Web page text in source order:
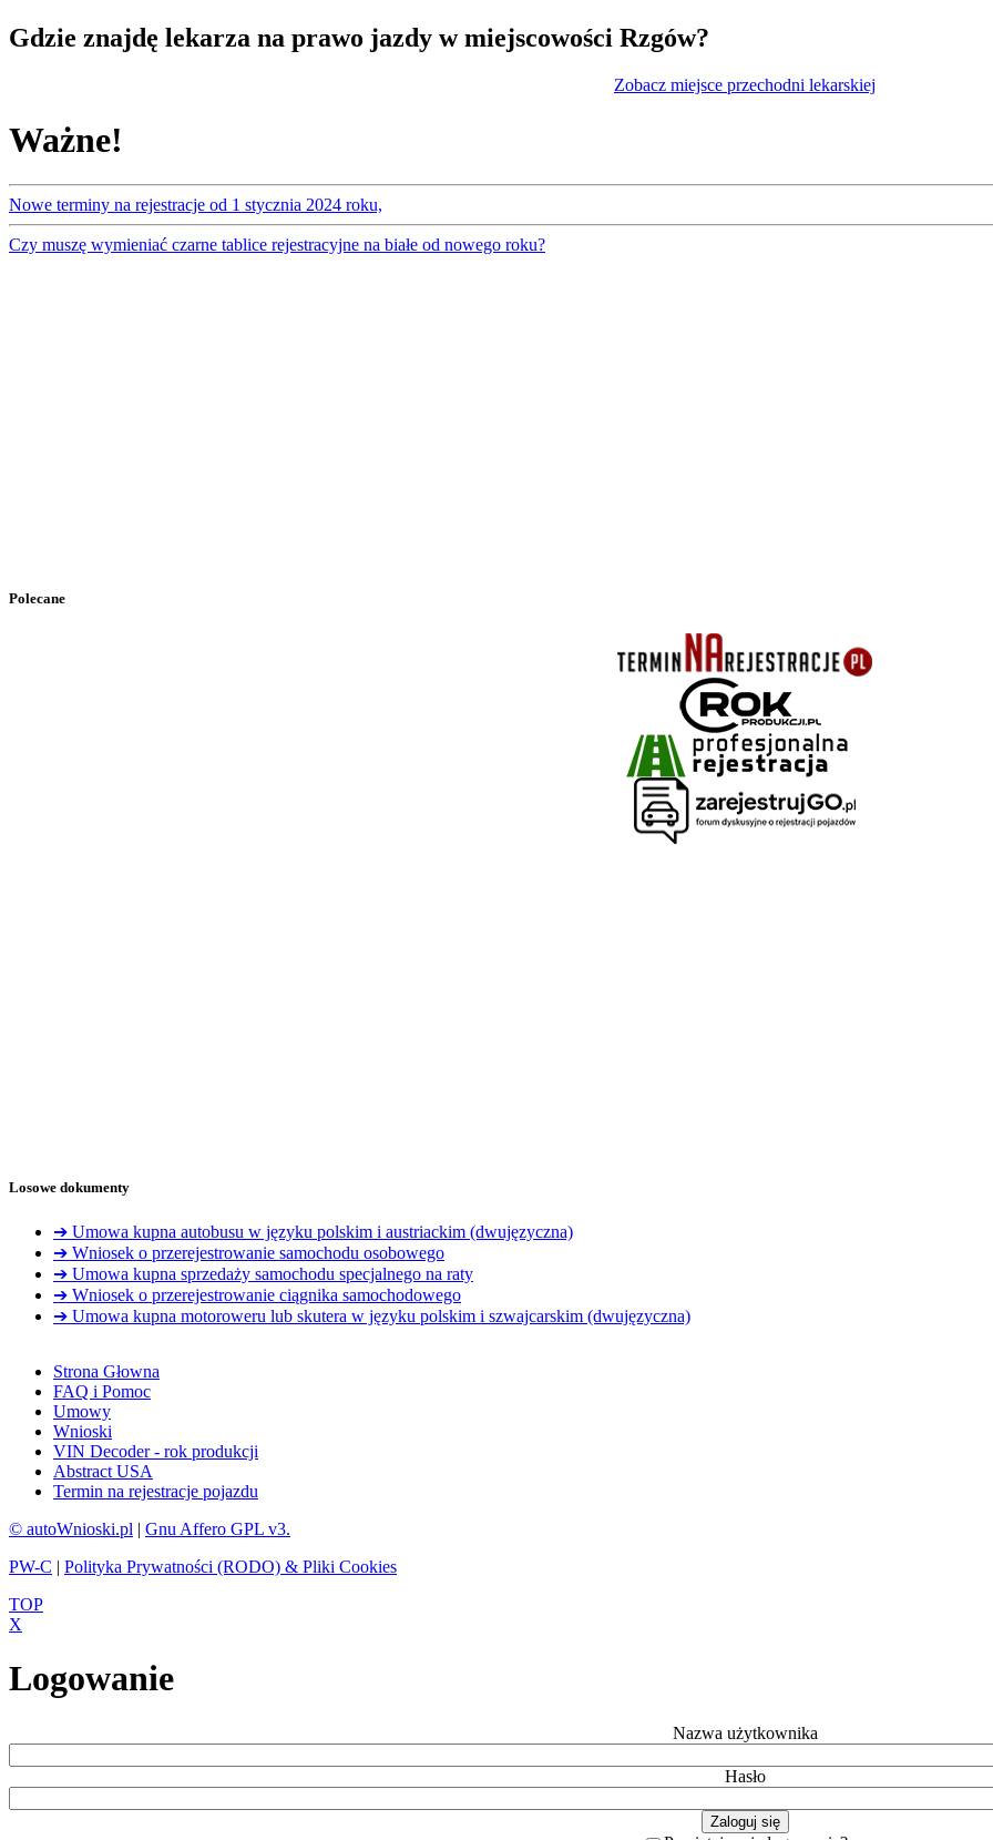
Gdzie znajdę lekarza na prawo jazdy w miejscowości Rzgów?
Zobacz miejsce przechodni lekarskiej
Ważne!
Nowe terminy na rejestracje od 1 stycznia 2024 roku,
Czy muszę wymieniać czarne tablice rejestracyjne na białe od nowego roku?
Polecane
Losowe dokumenty
➔ Umowa kupna autobusu w języku polskim i austriackim (dwujęzyczna)
➔ Wniosek o przerejestrowanie samochodu osobowego
➔ Umowa kupna sprzedaży samochodu specjalnego na raty
➔ Wniosek o przerejestrowanie ciągnika samochodowego
➔ Umowa kupna motoroweru lub skutera w języku polskim i szwajcarskim (dwujęzyczna)
Strona Głowna
FAQ i Pomoc
Umowy
Wnioski
VIN Decoder - rok produkcji
Abstract USA
Termin na rejestracje pojazdu
© autoWnioski.pl | Gnu Affero GPL v3.
PW-C | Polityka Prywatności (RODO) & Pliki Cookies
TOP
X
Logowanie
Nazwa użytkownika
Hasło